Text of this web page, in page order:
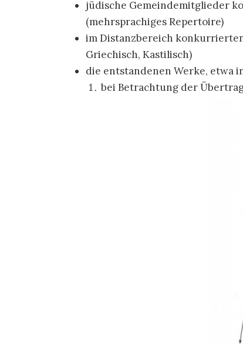
jüdische Gemeindemitglieder
(mehrsprachiges Repertoire)
im Distanzbereich
Griechisch, Kastilisch)
die entstandenen Werke, etwa
bei Betrachtung der